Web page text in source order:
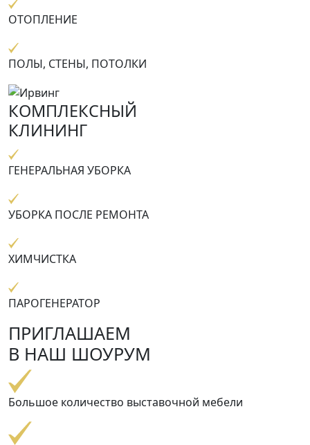
ОТОПЛЕНИЕ
ПОЛЫ, СТЕНЫ, ПОТОЛКИ
КОМПЛЕКСНЫЙ
КЛИНИНГ
ГЕНЕРАЛЬНАЯ УБОРКА
УБОРКА ПОСЛЕ РЕМОНТА
ХИМЧИСТКА
ПАРОГЕНЕРАТОР
ПРИГЛАШАЕМ
В НАШ ШОУРУМ
Большое количество выставочной мебели